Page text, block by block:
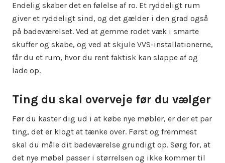
Endelig skaber det en følelse af ro. Et ryddeligt rum
giver et ryddeligt sind, og det gælder i den grad også
på badeværelset. Ved at gemme rodet væk i smarte
skuffer og skabe, og ved at skjule VVS-installationerne,
får du et rum, hvor du rent faktisk kan slappe af og
lade op.
Ting du skal overveje før du vælger
Før du kaster dig ud i at købe nye møbler, er der et par
ting, det er klogt at tænke over. Først og fremmest
skal du måle dit badeværelse grundigt op. Sørg for, at
det nye møbel passer i størrelsen og ikke kommer til